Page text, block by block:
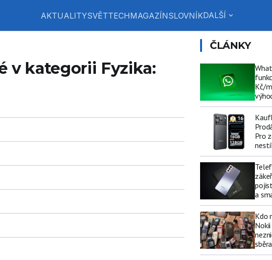
AKTUALITYSVĚTTECHMAGAZÍNSLOVNÍKDALŠÍ expand_more
v kategorii Fyzika:
ČLÁNKY
Kč/
Pro
a
Kdo